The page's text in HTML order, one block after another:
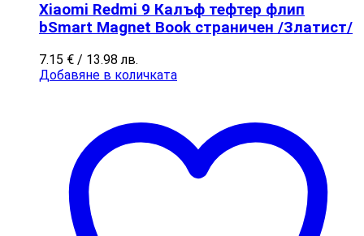
Xiaomi Redmi 9 Калъф тефтер флип
bSmart Magnet Book страничен /Златист/
7.15 € / 13.98 лв.
Добавяне в количката